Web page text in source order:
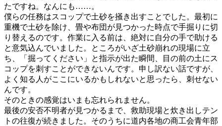
たですね。なんにも……。
僕らの任務はスコップで土砂を掻き出すことでした。最初に
重機で土砂を除け、畳や布団が見つかった時点で手掘りに切
り替えるのです。作業に入る前は、絶対に自分の手で助ける
と意気込んでいました。ところがいざ土砂崩れの現場に立
ち、「掘ってください」と指示が出た瞬間、目の前の土にス
コップを刺すことができないんです。申し訳ない話ですが、
よく知る人がここにいるかもしれないと思ったら、刺せない
んです。
そのときの感覚はいまも忘れられません。
最後の安否不明者が見つかるまで、救助現場と炊き出しテン
トの往復が続きました。そのうちに道内各地の商工会青年部